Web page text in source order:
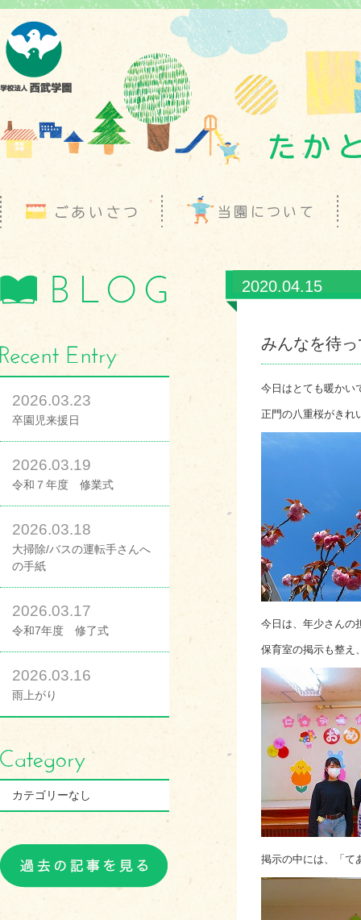
2026.03.23
卒園児来援日
2026.03.19
令和７年度 修業式
2026.03.18
大掃除/バスの運転手さんへ
の手紙
2026.03.17
令和7年度 修了式
2026.03.16
雨上がり
カテゴリーなし
2020.04.15
みんなを待
今日はとても暖かい
正門の八重桜がきれ
今日は、年少さんの
保育室の掲示も整え
掲示の中には、「て